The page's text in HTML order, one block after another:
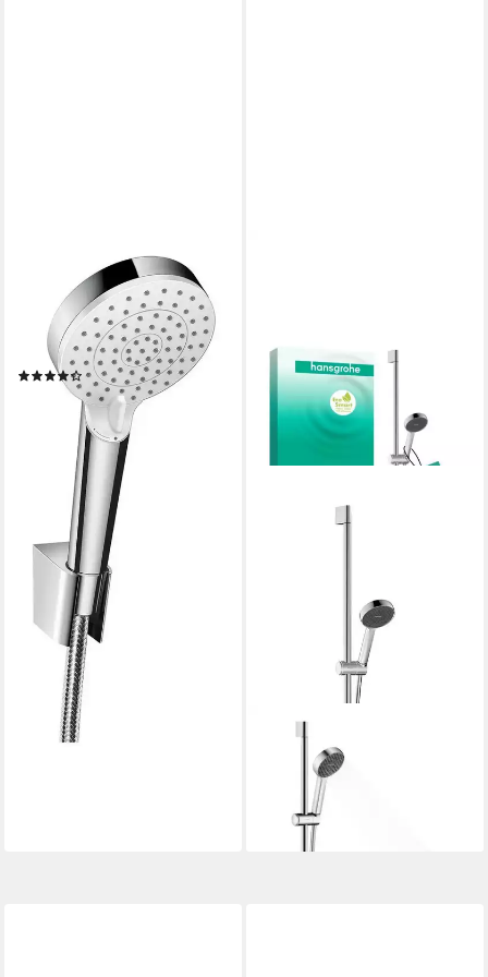
Handbrause Crometta,
Brausehalterset 100 Vario
EcoSmart m. Brauseschlauch
1250 mm - Weiß
(1)
52,00 €
lieferbar - in 7-9 Werktagen bei dir
Brausegarnitur
65,89 € UVP
lieferbar - in 3-4 Werktagen bei dir